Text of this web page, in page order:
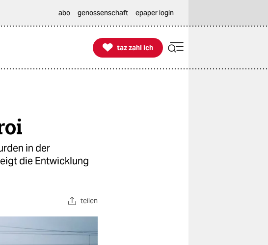
abo genossenschaft epaper login

taz zahl ich
taz zahl ich
in der
die Entwicklung
teilen